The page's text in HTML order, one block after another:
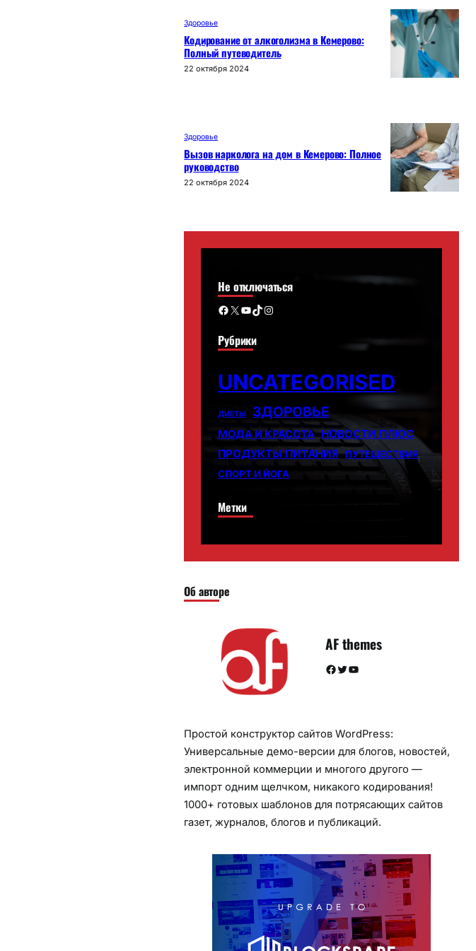
Здоровье
Кодирование от алкоголизма в Кемерово:
Полный путеводитель
22 октября 2024
Здоровье
Вызов нарколога на дом в Кемерово: Полное
руководство
22 октября 2024
Не отключаться
Facebook X YouTube TikTok Instagram
Рубрики
UNCATEGORISED
ДИЕТЫ ЗДОРОВЬЕ
МОДА И КРАСОТА НОВОСТИ ПЛЮС
ПРОДУКТЫ ПИТАНИЯ ПУТЕШЕСТВИЯ
СПОРТ И ЙОГА
Метки
Об авторе
AF themes
Facebook Twitter YouTube
Простой конструктор сайтов WordPress:
Универсальные демо-версии для блогов, новостей,
электронной коммерции и многого другого —
импорт одним щелчком, никакого кодирования!
1000+ готовых шаблонов для потрясающих сайтов
газет, журналов, блогов и публикаций.